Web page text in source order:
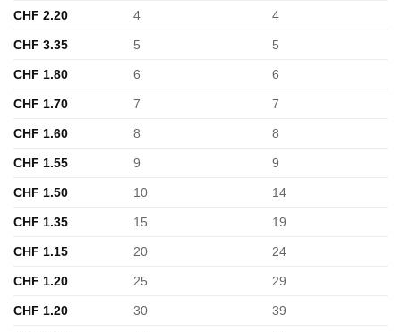
CHF 2.20 4 4
CHF 3.35 5 5
CHF 1.80 6 6
CHF 1.70 7 7
CHF 1.60 8 8
CHF 1.55 9 9
CHF 1.50 10 14
CHF 1.35 15 19
CHF 1.15 20 24
CHF 1.20 25 29
CHF 1.20 30 39